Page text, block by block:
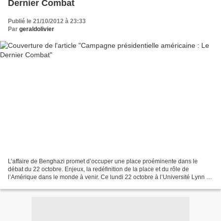
Dernier Combat
Publié le 21/10/2012 à 23:33
Par geraldolivier
L’affaire de Benghazi promet d’occuper une place proéminente dans le
débat du 22 octobre. Enjeux, la redéfinition de la place et du rôle de
l’Amérique dans le monde à venir. Ce lundi 22 octobre à l’Université Lynn de